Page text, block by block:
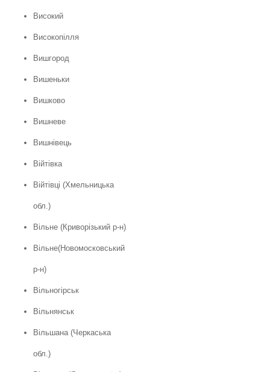
Високий
Високопілля
Вишгород
Вишеньки
Вишково
Вишневе
Вишнівець
Війтівка
Війтівці (Хмельницька
обл.)
Вільне (Криворізький р-н)
Вільне(Новомосковський
р-н)
Вільногірськ
Вільнянськ
Вільшана (Черкаська
обл.)